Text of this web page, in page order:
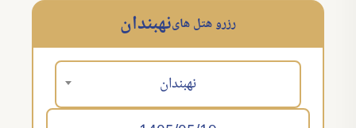
نهبندانرزرو هتل های
نهبندان